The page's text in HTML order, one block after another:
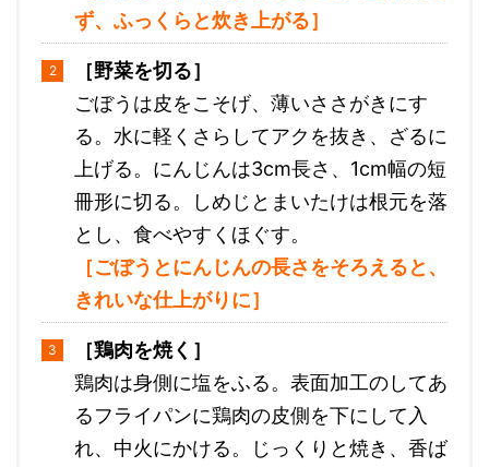
ず、ふっくらと炊き上がる］
［野菜を切る］
ごぼうは皮をこそげ、薄いささがきにす
る。水に軽くさらしてアクを抜き、ざるに
上げる。にんじんは3cm長さ、1cm幅の短
冊形に切る。しめじとまいたけは根元を落
とし、食べやすくほぐす。
［ごぼうとにんじんの長さをそろえると、
きれいな仕上がりに］
［鶏肉を焼く］
鶏肉は身側に塩をふる。表面加工のしてあ
るフライパンに鶏肉の皮側を下にして入
れ、中火にかける。じっくりと焼き、香ば